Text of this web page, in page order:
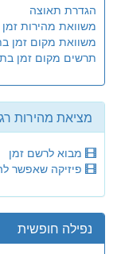
הגדרת תאוצה
משוואת מהירות
משוואת מקום זמן
תרשים מקום זמן
מציאת מהירות
מבוא לרשם זמן
פיזיקה שאפשר
נפילה חופשית